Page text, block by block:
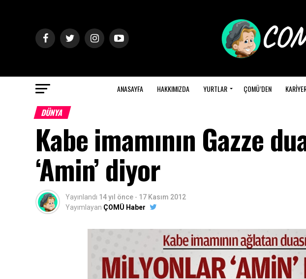
ANASAYFA HAKKIMIZDA YURTLAR ÇOMÜ’DEN
DÜNYA
Kabe imamının Gazze
‘Amin’ diyor
Yayınlandı 14 yıl önce - 17 Kasım 2012
Yayımlayan ÇOMÜ Haber